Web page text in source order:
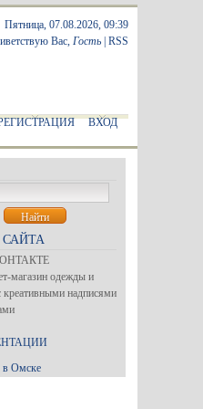
Пятница, 07.08.2026, 09:39
Вас, Гость RSS
ВХОД
САЙТА
магазин одежды и
креативными надписями
в Омске